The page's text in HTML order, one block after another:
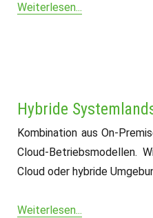
Weiterlesen...
Hybride
Kombination aus On-
Cloud-Betriebsmodellen.
Cloud oder hybride
Weiterlesen...